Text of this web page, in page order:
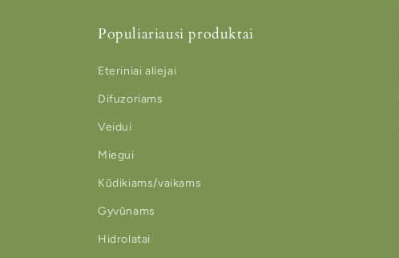
Populiariausi produktai
Eteriniai aliejai
Difuzoriams
Veidui
Miegui
Kūdikiams/vaikams
Gyvūnams
Hidrolatai